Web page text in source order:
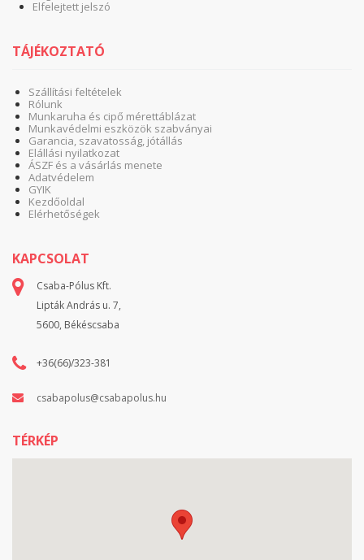
Elfelejtett jelszó
TÁJÉKOZTATÓ
Szállítási feltételek
Rólunk
Munkaruha és cipő mérettáblázat
Munkavédelmi eszközök szabványai
Garancia, szavatosság, jótállás
Elállási nyilatkozat
ÁSZF és a vásárlás menete
Adatvédelem
GYIK
Kezdőoldal
Elérhetőségek
KAPCSOLAT
Csaba-Pólus Kft.
Lipták András u. 7,
5600, Békéscsaba
+36(66)/323-381
csabapolus@csabapolus.hu
TÉRKÉP